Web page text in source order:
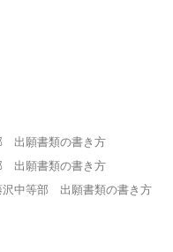
出願書類の書き方
出願書類の書き方
中等部 出願書類の書き方